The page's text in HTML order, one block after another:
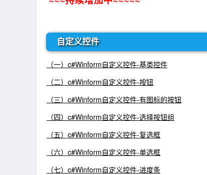
自定义控件
（一）c#Winform自定义控件-基类控件
（二）c#Winform自定义控件-按钮
（三）c#Winform自定义控件-有图标的按钮
（四）c#Winform自定义控件-选择按钮组
（五）c#Winform自定义控件-复选框
（六）c#Winform自定义控件-单选框
（七）c#Winform自定义控件-进度条